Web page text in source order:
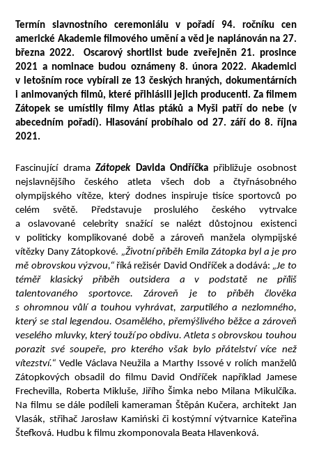
Termín slavnostního ceremoniálu v pořadí 94. ročníku cen
americké Akademie filmového umění a věd je naplánován na 27.
března 2022. Oscarový shortlist bude zveřejněn 21. prosince
2021 a nominace budou oznámeny 8. února 2022. Akademici
v letošním roce vybírali ze 13 českých hraných, dokumentárních
i animovaných filmů, které přihlásili jejich producenti. Za filmem
Zátopek se umístily filmy Atlas ptáků a Myši patří do nebe (v
abecedním pořadí). Hlasování probíhalo od 27. září do 8. října
2021.
Fascinující drama ZátopekDavida Ondříčkapřibližuje osobnost
nejslavnějšího českého atleta všech dob a čtyřnásobného
olympijského vítěze, který dodnes inspiruje tisíce sportovců po
celém světě. Představuje proslulého českého vytrvalce
a oslavované celebrity snažící se nalézt důstojnou existenci
v politicky komplikované době a zároveň manžela olympijské
vítězky Dany Zátopkové. „Životní příběh Emila Zátopka byl a je pro
mě obrovskou výzvou,“říká režisér David Ondříček a dodává: „Je to
téměř klasický příběh outsidera a v podstatě ne příliš
talentovaného sportovce. Zároveň je to příběh člověka
s ohromnou vůlí a touhou vyhrávat, zarputilého a nezlomného,
který se stal legendou. Osamělého, přemýšlivého běžce a zároveň
veselého mluvky, který touží po obdivu. Atleta s obrovskou touhou
porazit své soupeře, pro kterého však bylo přátelství více než
vítezství.“Vedle Václava Neužila a Marthy Issové v rolích manželů
Zátopkových obsadil do filmu David Ondříček například Jamese
Frechevilla, Roberta Mikluše, Jiřího Šimka nebo Milana Mikulčíka.
Na filmu se dále podíleli kameraman Štěpán Kučera, architekt Jan
Vlasák, střihač Jarosław Kamiński či kostýmní výtvarnice Kateřina
Štefková. Hudbu k filmu zkomponovala Beata Hlavenková.